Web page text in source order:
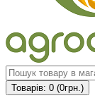
Товарів: 0 (0грн.)